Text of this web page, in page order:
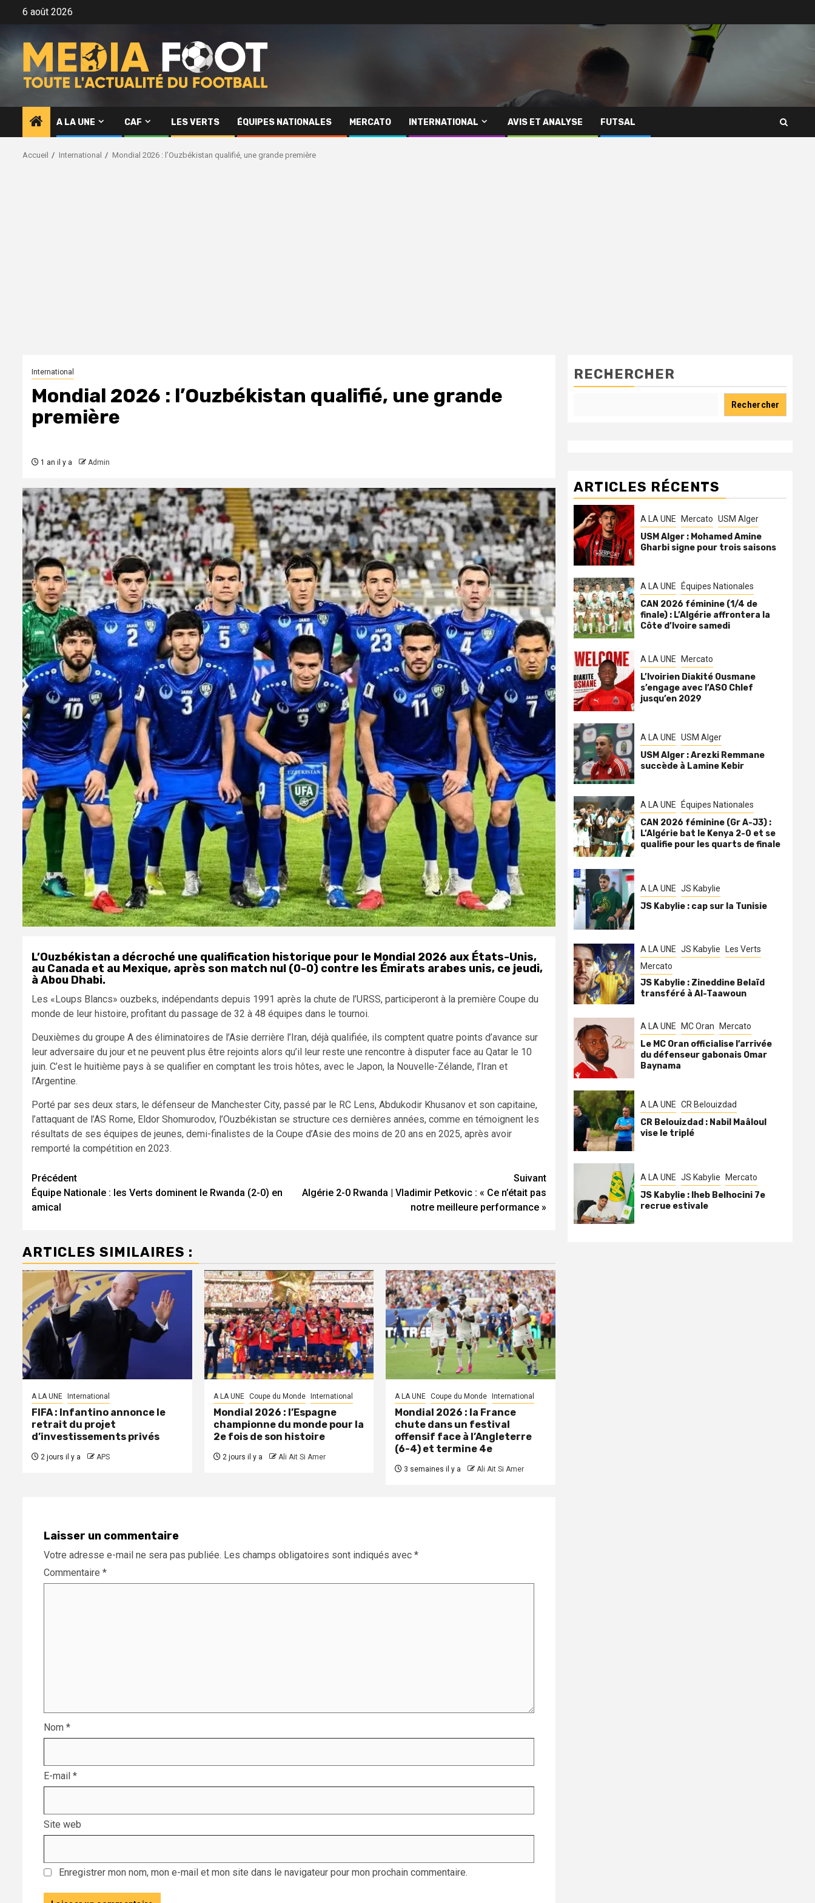
6 août 2026
A LA UNE CAF LES VERTS ÉQUIPES NATIONALES MERCATO INTERNATIONAL AVIS ET ANALYSE FUTSAL
Accueil International Mondial 2026 : l’Ouzbékistan qualifié, une grande première
International
Mondial 2026 : l’Ouzbékistan qualifié, une grande
première
1 an il y a Admin
L’Ouzbékistan a décroché une qualification historique pour le Mondial 2026 aux États-Unis,
au Canada et au Mexique, après son match nul (0-0) contre les Émirats arabes unis, ce jeudi,
à Abou Dhabi.
Les «Loups Blancs» ouzbeks, indépendants depuis 1991 après la chute de l’URSS, participeront à la première Coupe du
monde de leur histoire, profitant du passage de 32 à 48 équipes dans le tournoi.
Deuxièmes du groupe A des éliminatoires de l’Asie derrière l’Iran, déjà qualifiée, ils comptent quatre points d’avance sur
leur adversaire du jour et ne peuvent plus être rejoints alors qu’il leur reste une rencontre à disputer face au Qatar le 10
juin. C’est le huitième pays à se qualifier en comptant les trois hôtes, avec le Japon, la Nouvelle-Zélande, l’Iran et
l’Argentine.
Porté par ses deux stars, le défenseur de Manchester City, passé par le RC Lens, Abdukodir Khusanov et son capitaine,
l’attaquant de l’AS Rome, Eldor Shomurodov, l’Ouzbékistan se structure ces dernières années, comme en témoignent les
résultats de ses équipes de jeunes, demi-finalistes de la Coupe d’Asie des moins de 20 ans en 2025, après avoir
remporté la compétition en 2023.
Navigation
d’article
Précédent
Équipe Nationale : les Verts dominent le Rwanda (2-0) en
amical
Suivant
Algérie 2-0 Rwanda | Vladimir Petkovic : « Ce n’était pas
notre meilleure performance »
ARTICLES SIMILAIRES :
A LA UNE International
FIFA : Infantino annonce le
retrait du projet
d’investissements privés
2 jours il y a APS
A LA UNE Coupe du Monde International
Mondial 2026 : l’Espagne
championne du monde pour la
2e fois de son histoire
2 jours il y a Ali Ait Si Amer
A LA UNE Coupe du Monde International
Mondial 2026 : la France
chute dans un festival
offensif face à l’Angleterre
(6-4) et termine 4e
3 semaines il y a Ali Ait Si Amer
Laisser un commentaire
Votre adresse e-mail ne sera pas publiée. Les champs obligatoires sont indiqués avec *
Commentaire *
Nom *
E-mail *
Site web
Enregistrer mon nom, mon e-mail et mon site dans le navigateur pour mon prochain commentaire.
RECHERCHER
Rechercher
ARTICLES RÉCENTS
A LA UNE Mercato USM Alger
USM Alger : Mohamed Amine
Gharbi signe pour trois saisons
A LA UNE Équipes Nationales
CAN 2026 féminine (1/4 de
finale) : L’Algérie affrontera la
Côte d’Ivoire samedi
A LA UNE Mercato
L’Ivoirien Diakité Ousmane
s’engage avec l’ASO Chlef
jusqu’en 2029
A LA UNE USM Alger
USM Alger : Arezki Remmane
succède à Lamine Kebir
A LA UNE Équipes Nationales
CAN 2026 féminine (Gr A-J3) :
L’Algérie bat le Kenya 2-0 et se
qualifie pour les quarts de finale
A LA UNE JS Kabylie
JS Kabylie : cap sur la Tunisie
A LA UNE JS Kabylie
Les Verts
Mercato
JS Kabylie : Zineddine Belaïd
transféré à Al-Taawoun
A LA UNE MC Oran Mercato
Le MC Oran officialise l’arrivée
du défenseur gabonais Omar
Baynama
A LA UNE CR Belouizdad
CR Belouizdad : Nabil Maâloul
vise le triplé
A LA UNE JS Kabylie Mercato
JS Kabylie : Iheb Belhocini 7e
recrue estivale